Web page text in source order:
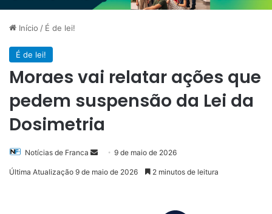
Início / É de lei!
É de lei!
Moraes vai relatar ações que
pedem suspensão da Lei da
Dosimetria
Notícias de Franca
Mande9 de maio de 2026
Última Atualização 9 de maio de 2026 2 minutos de leitura